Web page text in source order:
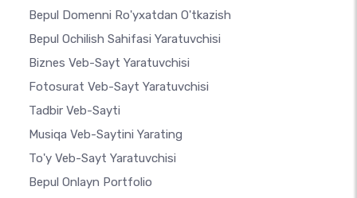
Bepul Domenni Ro'yxatdan O'tkazish
Bepul Ochilish Sahifasi Yaratuvchisi
Biznes Veb-Sayt Yaratuvchisi
Fotosurat Veb-Sayt Yaratuvchisi
Tadbir Veb-Sayti
Musiqa Veb-Saytini Yarating
To'y Veb-Sayt Yaratuvchisi
Bepul Onlayn Portfolio